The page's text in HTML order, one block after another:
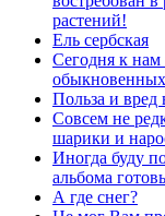
растений!
Ель сербская
Сегодня к нам
Польза и вред
Совсем не
шарики и
Иногда буду
альбома
А где снег?